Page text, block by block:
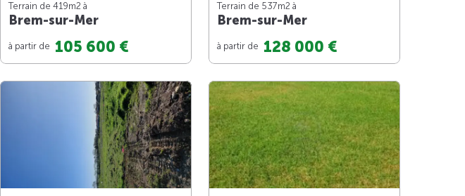
Terrain de 419m2 à
Brem-sur-Mer
à partir de 105 600 €
Terrain de 537m2 à
Brem-sur-Mer
à partir de 128 000 €